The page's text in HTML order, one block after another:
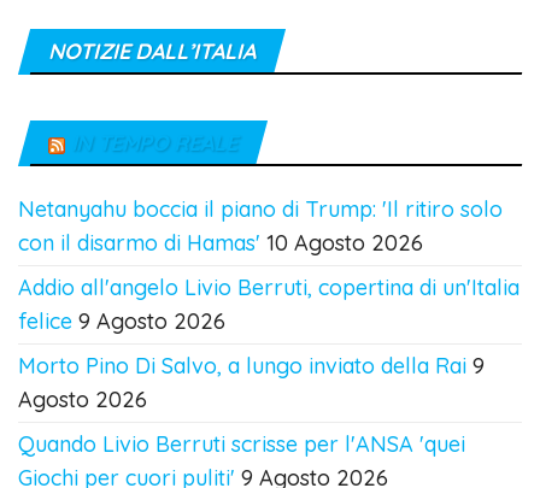
NOTIZIE DALL’ITALIA
IN TEMPO REALE
Netanyahu boccia il piano di Trump: 'Il ritiro solo
con il disarmo di Hamas' 10 Agosto 2026
Addio all'angelo Livio Berruti, copertina di un'Italia
felice 9 Agosto 2026
Morto Pino Di Salvo, a lungo inviato della Rai 9
Agosto 2026
Quando Livio Berruti scrisse per l'ANSA 'quei
Giochi per cuori puliti' 9 Agosto 2026